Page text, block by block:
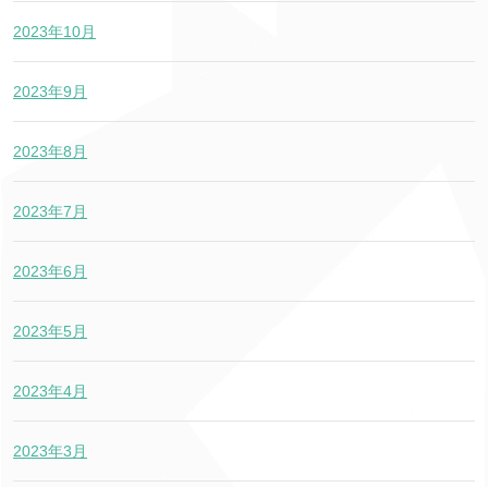
2023年10月
2023年9月
2023年8月
2023年7月
2023年6月
2023年5月
2023年4月
2023年3月